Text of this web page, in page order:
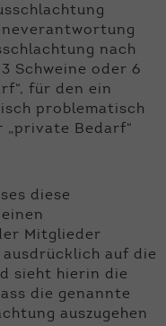
nach
Schweine oder 6
für den ein
problematisch
Bedarf“
diese
Mitglieder
ausdrücklich auf die
sieht hierin die
die genannte
auszugehen